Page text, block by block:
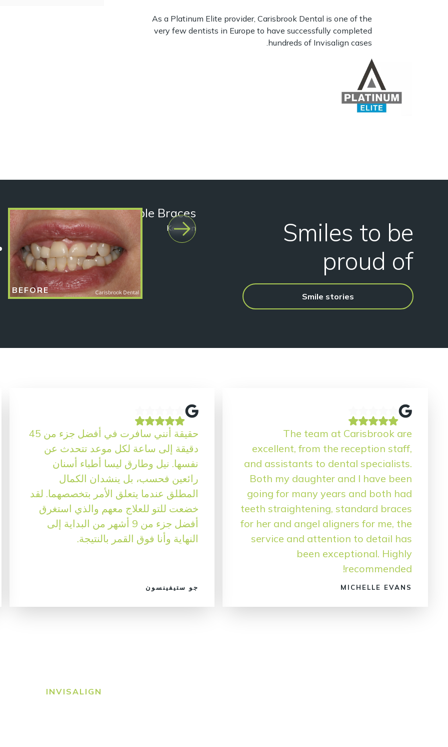
As a Platinum Elite provider, Carisbrook Dental is one of the
very few dentists in Europe to have successfully completed
hundreds of Invisalign cases.
Smiles to be
proud of
Smile stories
BEFORE
Invisible Braces
Kathryn
The team at Carisbrook are
excellent, from the reception staff,
and assistants to dental specialists.
Both my daughter and I have been
going for many years and both had
teeth straightening, standard braces
for her and angel aligners for me, the
service and attention to detail has
been exceptional. Highly
recommended!
MICHELLE EVANS
حقيقة أنني سافرت في أفضل جزء من 45
دقيقة إلى ساعة لكل موعد تتحدث عن
نفسها. نيل وطارق ليسا أطباء أسنان
رائعين فحسب، بل ينشدان الكمال
المطلق عندما يتعلق الأمر بتخصصهما. لقد
خضعت للتو للعلاج معهم والذي استغرق
أفضل جزء من 9 أشهر من البداية إلى
النهاية وأنا فوق القمر بالنتيجة.
جو ستيفينسون
INVISALIGN